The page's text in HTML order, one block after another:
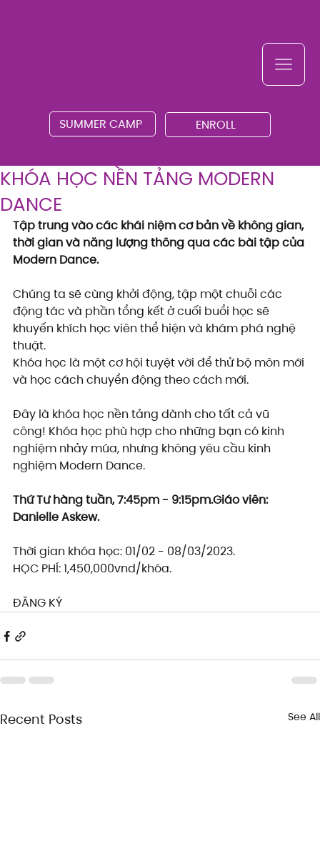
SUMMER CAMP ENROLL
KHÓA HỌC NỀN TẢNG MODERN
DANCE
Tập trung vào các khái niệm cơ bản về không gian,
thời gian và năng lượng thông qua các bài tập của
Modern Dance.
Chúng ta sẽ cùng khởi động, tập một chuỗi các
động tác và phần tổng kết ở cuối buổi học sẽ
khuyến khích học viên thể hiện và khám phá nghệ
thuật.
Khóa học là một cơ hội tuyệt vời để thử bộ môn mới
và học cách chuyển động theo cách mới.
Đây là khóa học nền tảng dành cho tất cả vũ
công! Khóa học phù hợp cho những bạn có kinh
nghiệm nhảy múa, nhưng không yêu cầu kinh
nghiệm Modern Dance.
Thứ Tư hàng tuần, 7:45pm - 9:15pm.Giáo viên:
Danielle Askew.
Thời gian khóa học: 01/02 - 08/03/2023.
HỌC PHÍ: 1,450,000vnd/khóa.
ĐĂNG KÝ
Recent Posts See All